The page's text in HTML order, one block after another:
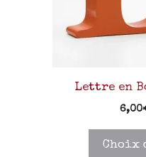
Lettre en
6,00
Choix